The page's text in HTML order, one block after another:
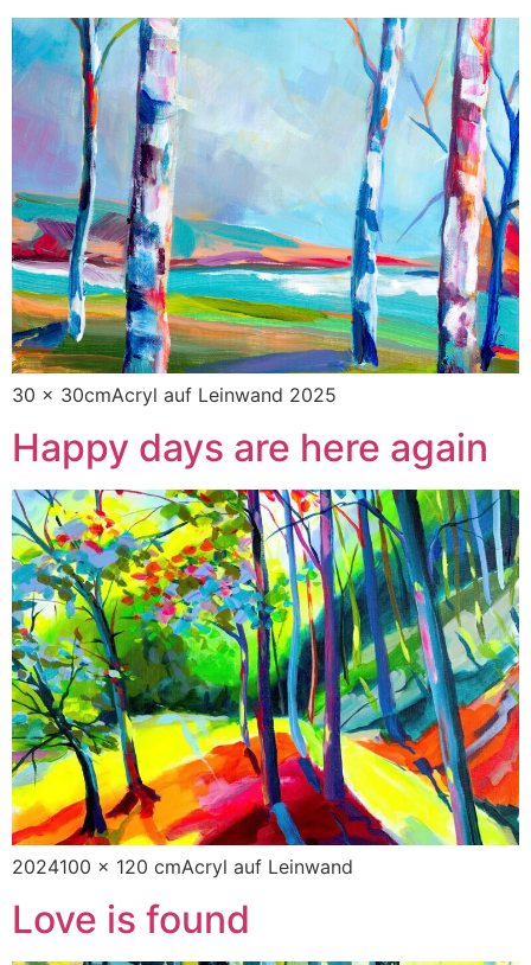
30 x 30cmAcryl auf Leinwand 2025
Happy days are here again
2024100 x 120 cmAcryl auf Leinwand
Love is found